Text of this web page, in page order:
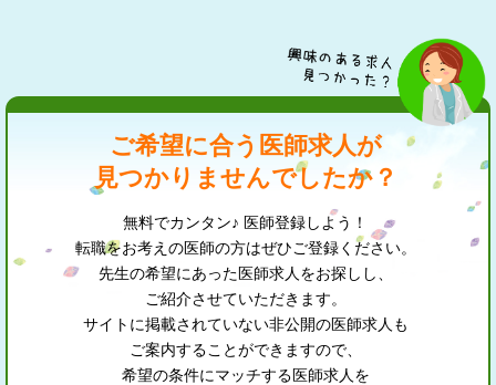
ご希望に合う医師求人が
見つかりませんでしたか？
無料でカンタン♪ 医師登録しよう！
転職をお考えの医師の方はぜひご登録ください。
先生の希望にあった医師求人をお探しし、
ご紹介させていただきます。
サイトに掲載されていない非公開の医師求人も
ご案内することができますので、
希望の条件にマッチする医師求人を